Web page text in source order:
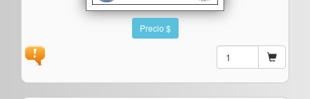
Precio $